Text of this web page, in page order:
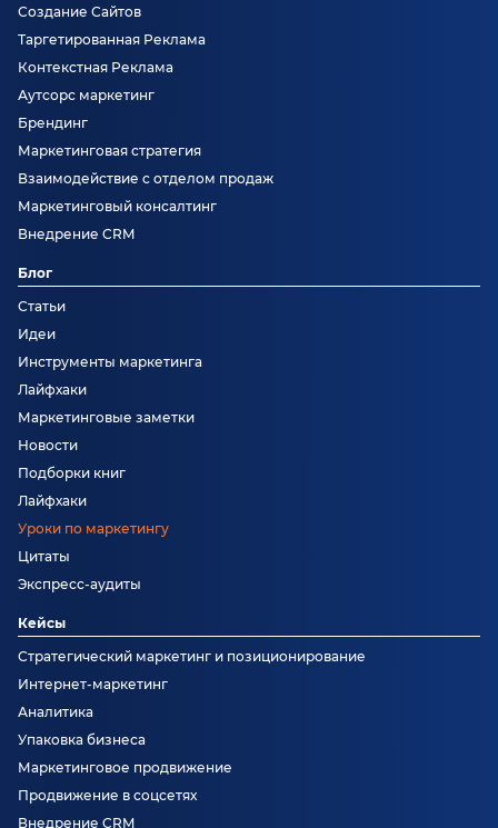
Создание Сайтов
Таргетированная Реклама
Контекстная Реклама
Аутсорс маркетинг
Брендинг
Маркетинговая стратегия
Взаимодействие с отделом продаж
Маркетинговый консалтинг
Внедрение CRM
Блог
Статьи
Идеи
Инструменты маркетинга
Лайфхаки
Маркетинговые заметки
Новости
Подборки книг
Лайфхаки
Уроки по маркетингу
Цитаты
Экспресс-аудиты
Кейсы
Стратегический маркетинг и позиционирование
Интернет-маркетинг
Аналитика
Упаковка бизнеса
Маркетинговое продвижение
Продвижение в соцсетях
Внедрение CRM